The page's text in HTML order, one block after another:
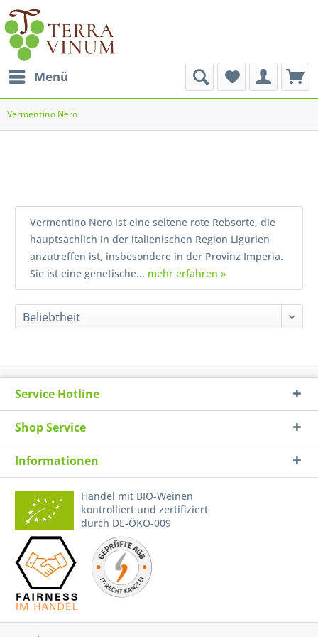
Menü
Vermentino Nero
Vermentino Nero ist eine seltene rote Rebsorte, die
hauptsächlich in der italienischen Region Ligurien
anzutreffen ist, insbesondere in der Provinz Imperia.
Sie ist eine genetische... mehr erfahren »
Service Hotline
Shop Service
Informationen
Handel mit BIO-Weinen
kontrolliert und zertifiziert
durch DE-ÖKO-009